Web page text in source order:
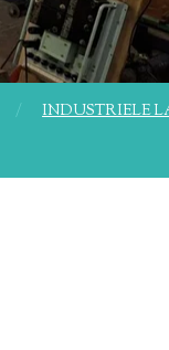
INDUSTRIELE